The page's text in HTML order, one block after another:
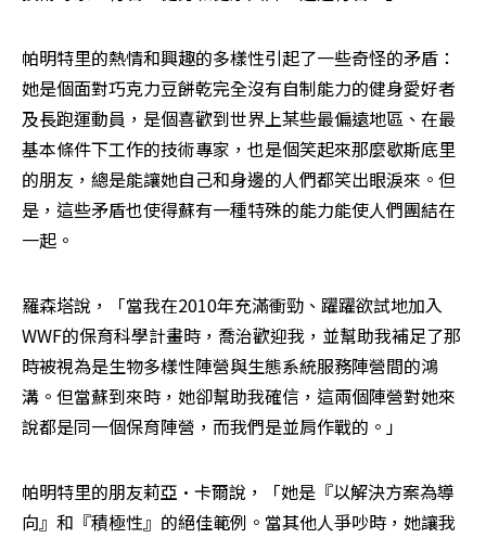
帕明特里的熱情和興趣的多樣性引起了一些奇怪的矛盾：
她是個面對巧克力豆餅乾完全沒有自制能力的健身愛好者
及長跑運動員，是個喜歡到世界上某些最偏遠地區、在最
基本條件下工作的技術專家，也是個笑起來那麼歇斯底里
的朋友，總是能讓她自己和身邊的人們都笑出眼淚來。但
是，這些矛盾也使得蘇有一種特殊的能力能使人們團結在
一起。
羅森塔說，「當我在2010年充滿衝勁、躍躍欲試地加入
WWF的保育科學計畫時，喬治歡迎我，並幫助我補足了那
時被視為是生物多樣性陣營與生態系統服務陣營間的鴻
溝。但當蘇到來時，她卻幫助我確信，這兩個陣營對她來
說都是同一個保育陣營，而我們是並肩作戰的。」
帕明特里的朋友莉亞·卡爾說，「她是『以解決方案為導
向』和『積極性』的絕佳範例。當其他人爭吵時，她讓我